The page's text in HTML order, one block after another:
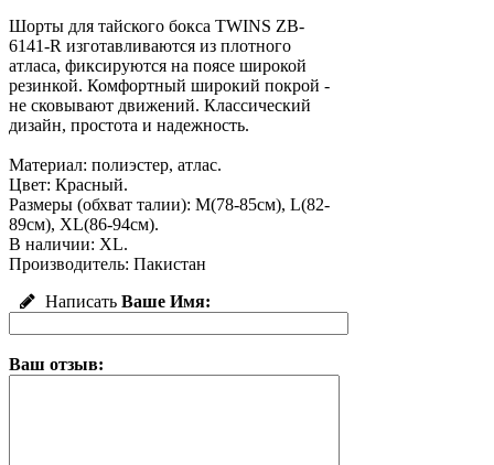
Шорты для тайского бокса TWINS ZB-
6141-R изготавливаются из плотного
атласа, фиксируются на поясе широкой
резинкой. Комфортный широкий покрой -
не сковывают движений. Классический
дизайн, простота и надежность.
Материал: полиэстер, атлас.
Цвет: Красный.
Размеры (обхват талии): M(78-85см), L(82-
89см), XL(86-94см).
В наличии: XL.
Производитель: Пакистан
Написать Ваше Имя:
Ваш отзыв: